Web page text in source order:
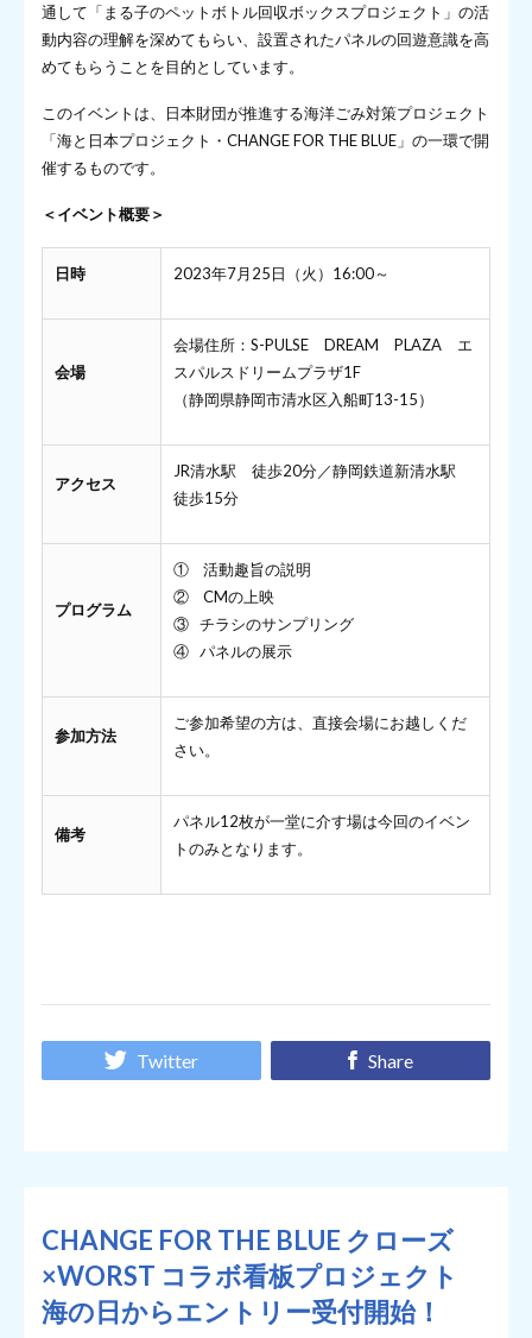
通して「まる子のペットボトル回収ボックスプロジェクト」の活
動内容の理解を深めてもらい、設置されたパネルの回遊意識を高
めてもらうことを目的としています。
このイベントは、日本財団が推進する海洋ごみ対策プロジェクト
「海と日本プロジェクト・CHANGE FOR THE BLUE」の一環で開
催するものです。
＜イベント概要＞
日時 2023年7月25日（火）16:00～
会場
会場住所：S-PULSE DREAM PLAZA エ
スパルスドリームプラザ1F
（静岡県静岡市清水区入船町13-15）
アクセス
JR清水駅 徒歩20分／静岡鉄道新清水駅
徒歩15分
プログラム
① 活動趣旨の説明
② CMの上映
③ チラシのサンプリング
④ パネルの展示
参加方法
ご参加希望の方は、直接会場にお越しくだ
さい。
備考
パネル12枚が一堂に介す場は今回のイベン
トのみとなります。
Twitter Share
CHANGE FOR THE BLUE クローズ
×WORST コラボ看板プロジェクト
海の日からエントリー受付開始！